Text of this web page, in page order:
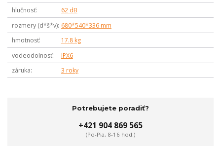
hlučnosť
62 dB
rozmery (d*š*v) 680*540*336 mm
hmotnosť
17.8 kg
vodeodolnosť
IPX6
záruka
3 roky
Potrebujete poradiť?
+421 904 869 565
(Po-Pia, 8-16 hod.)